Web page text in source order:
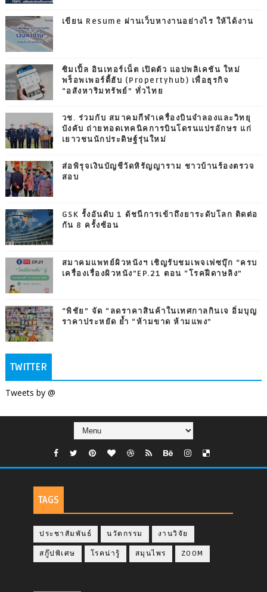
เขียน Resume ผ่านเว็บหางานอย่างไร ให้ได้งาน
ซิมเปิ้ล อินเทอร์เน็ต เปิดตัว แอปพลิเคชัน ใหม่
พร็อพเพอร์ตี้ฮับ (Propertyhub) เพื่อธุรกิจ
“อสังหาริมทรัพย์” ทั่วไทย
วช. ร่วมกับ สมาคมกีฬาเครื่องบินจำลองและวิทยุ
บังคับ ถ่ายทอดเทคนิคการบินโดรนแปรอักษร แก่
เยาวชนนักประดิษฐ์รุ่นใหม่
ส่อพิรุจเงินบัญชีวัดหิรัญญาราม ชาวบ้านร้องตรวจ
สอบ
GSK รั้งอันดับ 1 ดัชนีการเข้าถึงยาระดับโลก ติดต่อ
กัน 8 ครั้งซ้อน
สมาคมแพทย์ผิวหนังฯ เชิญรับชมเพจเฟซบุ๊ก “ครบ
เครื่องเรื่องผิวหนัง”EP.21 ตอน “โรคฝีดาษลิง”
“พิชัย” จัด “ลดราคาสินค้าในเทศกาลกินเจ อิ่มบุญ
ราคาประหยัด ย้ำ “ห้ามขาด ห้ามแพง”
TWITTER
Tweets by @
TAGS
ประชาสัมพันธ์ นวัตกรรม งานวิจัย
สกู๊ปพิเศษ โรคน่ารู้ สมุนไพร ZOOM